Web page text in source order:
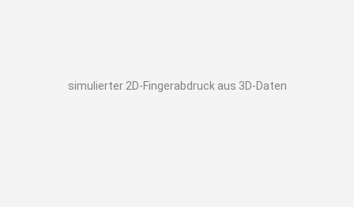
simulierter 2D-Fingerabdruck aus 3D-Daten